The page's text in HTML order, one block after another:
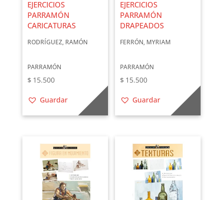
EJERCICIOS
PARRAMÓN
CARICATURAS
RODRÍGUEZ, RAMÓN
PARRAMÓN
$ 15.500
Guardar
EJERCICIOS
PARRAMÓN
DRAPEADOS
FERRÓN, MYRIAM
PARRAMÓN
$ 15.500
Guardar